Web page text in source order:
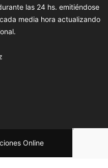
las 24 hs. emitiéndose
media hora actualizando
Online